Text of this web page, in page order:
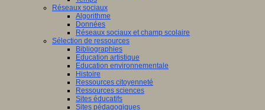
Réseaux sociaux
Algorithme
Données
Réseaux sociaux et champ scolaire
Sélection de ressources
Bibliographies
Education artistique
Education environnementale
Histoire
Ressources citoyenneté
Ressources sciences
Sites éducatifs
Sites pédagogiques